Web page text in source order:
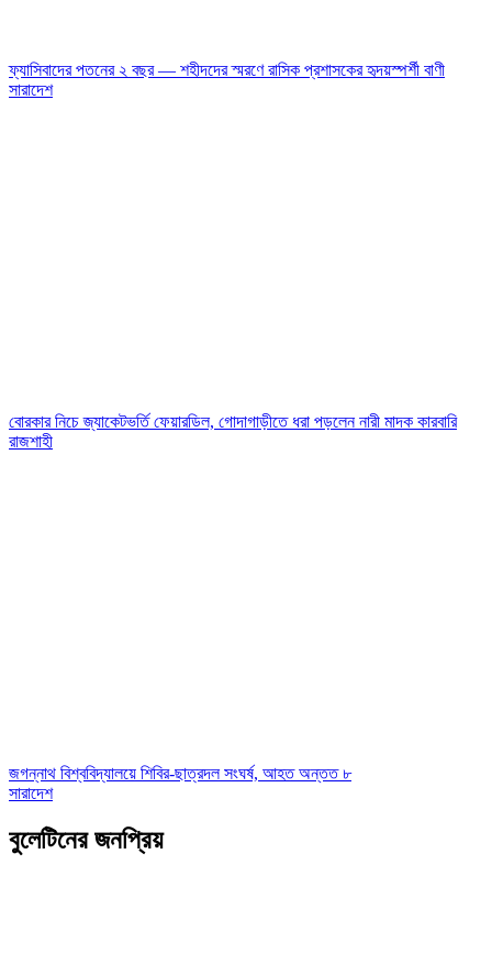
ফ্যাসিবাদের পতনের ২ বছর — শহীদদের স্মরণে রাসিক প্রশাসকের হৃদয়স্পর্শী বাণী
সারাদেশ
বোরকার নিচে জ্যাকেটভর্তি ফেয়ারডিল, গোদাগাড়ীতে ধরা পড়লেন নারী মাদক কারবারি
রাজশাহী
জগন্নাথ বিশ্ববিদ্যালয়ে শিবির-ছাত্রদল সংঘর্ষ, আহত অন্তত ৮
সারাদেশ
বুলেটিনের জনপ্রিয়